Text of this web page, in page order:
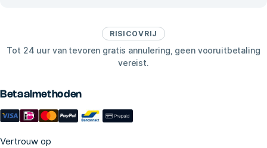
RISICOVRIJ
Tot 24 uur van tevoren gratis annulering, geen vooruitbetaling
vereist.
Betaalmethoden
Vertrouw op